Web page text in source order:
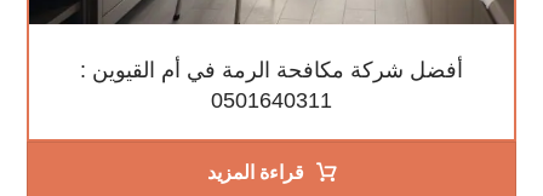
أفضل شركة مكافحة الرمة في أم القيوين :
0501640311
قراءة المزيد